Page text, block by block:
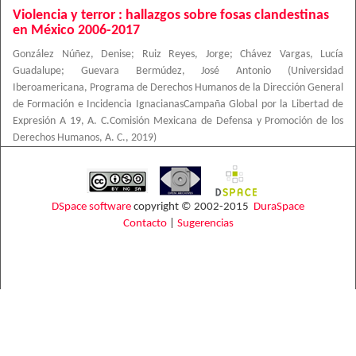
Violencia y terror : hallazgos sobre fosas clandestinas
en México 2006-2017
González Núñez, Denise; Ruiz Reyes, Jorge; Chávez Vargas, Lucía
Guadalupe; Guevara Bermúdez, José Antonio (Universidad
Iberoamericana, Programa de Derechos Humanos de la Dirección General
de Formación e Incidencia IgnacianasCampaña Global por la Libertad de
Expresión A 19, A. C.Comisión Mexicana de Defensa y Promoción de los
Derechos Humanos, A. C., 2019)
DSpace software copyright © 2002-2015 DuraSpace
Contacto| Sugerencias